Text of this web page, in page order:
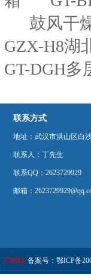
鼓风干
GZX-H8湖
GT-DGH多
联系方式
地址：武汉市洪山区白
联系人：丁先生
联系QQ：2623729929
邮箱：
378982 备案号：鄂ICP备